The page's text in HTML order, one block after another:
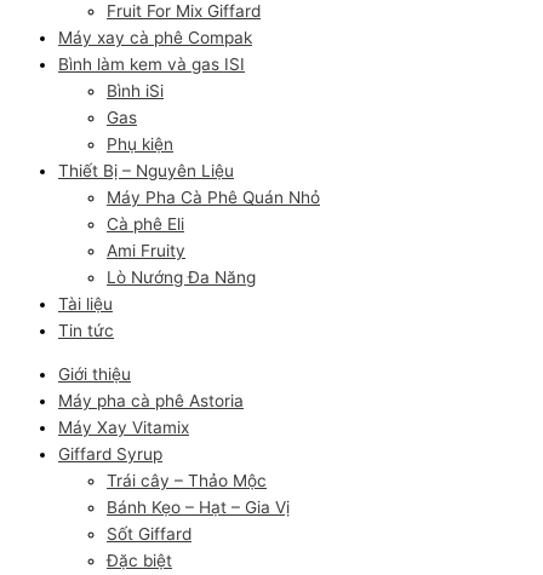
Fruit For Mix Giffard
Máy xay cà phê Compak
Bình làm kem và gas ISI
Bình iSi
Gas
Phụ kiện
Thiết Bị – Nguyên Liệu
Máy Pha Cà Phê Quán Nhỏ
Cà phê Eli
Ami Fruity
Lò Nướng Đa Năng
Tài liệu
Tin tức
Giới thiệu
Máy pha cà phê Astoria
Máy Xay Vitamix
Giffard Syrup
Trái cây – Thảo Mộc
Bánh Kẹo – Hạt – Gia Vị
Sốt Giffard
Đặc biệt